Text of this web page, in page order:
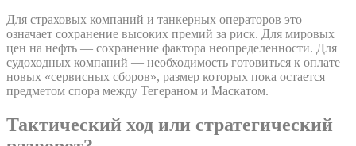
Для страховых компаний и танкерных операторов это
означает сохранение высоких премий за риск. Для мировых
цен на нефть — сохранение фактора неопределенности. Для
судоходных компаний — необходимость готовиться к оплате
новых «сервисных сборов», размер которых пока остается
предметом спора между Тегераном и Маскатом.
Тактический ход или стратегический